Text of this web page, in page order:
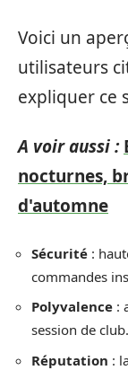
Voici un
utilisateurs
expliquer ce
A voir aussi :
nocturnes,
d'automne
Sécurité :
commandes
Polyvalence :
session de club.
Réputation :